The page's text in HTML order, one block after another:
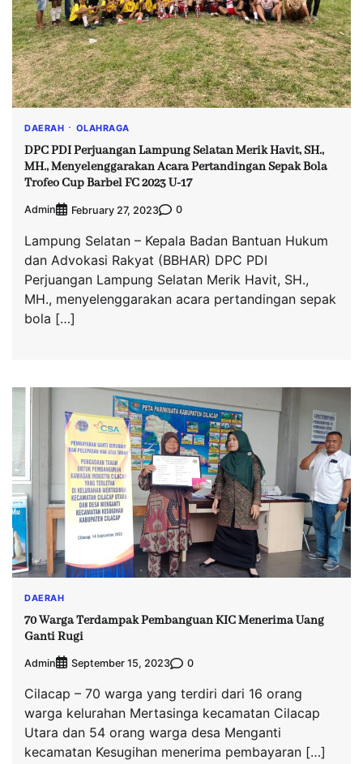
DAERAH OLAHRAGA
DPC PDI Perjuangan Lampung Selatan Merik Havit, SH.,
MH., Menyelenggarakan Acara Pertandingan Sepak Bola
Trofeo Cup Barbel FC 2023 U-17
Admin February 27, 2023 0
Lampung Selatan – Kepala Badan Bantuan Hukum
dan Advokasi Rakyat (BBHAR) DPC PDI
Perjuangan Lampung Selatan Merik Havit, SH.,
MH., menyelenggarakan acara pertandingan sepak
bola […]
DAERAH
70 Warga Terdampak Pembanguan KIC Menerima Uang
Ganti Rugi
Admin September 15, 2023 0
Cilacap – 70 warga yang terdiri dari 16 orang
warga kelurahan Mertasinga kecamatan Cilacap
Utara dan 54 orang warga desa Menganti
kecamatan Kesugihan menerima pembayaran […]